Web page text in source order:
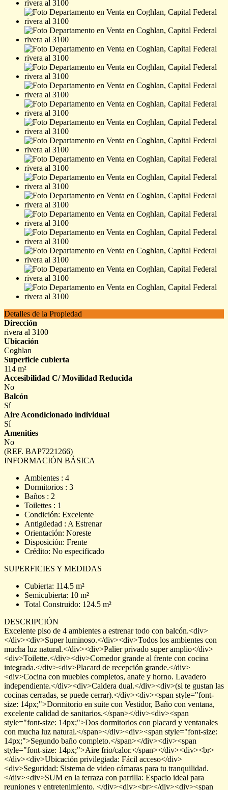
Detalles de la Propiedad
Dirección
rivera al 3100
Ubicación
Coghlan
Superficie cubierta
114 m²
Accesibilidad C/ Movilidad Reducida
No
Balcón
Sí
Aire Acondicionado individual
Sí
Amenities
No
(REF. BAP7221266)
INFORMACIÓN BÁSICA
Ambientes : 4
Dormitorios : 3
Baños : 2
Toilettes : 1
Condición: Excelente
Antigüedad : A Estrenar
Orientación: Noreste
Disposición: Frente
Crédito: No especificado
SUPERFICIES Y MEDIDAS
Cubierta: 114.5 m²
Semicubierta: 10 m²
Total Construido: 124.5 m²
DESCRIPCIÓN
Excelente piso de 4 ambientes a estrenar todo con balcón.<div>
</div><div>Super luminoso.</div><div>Todos los ambientes con
mucha luz natural.</div><div>Palier privado super amplio</div>
<div>Toilette.</div><div>Comedor grande al frente con cocina
integrada.</div><div>Placard de recepción grande.</div>
<div>Cocina con muebles completos, anafe y horno. Lavadero
independiente.</div><div>Caldera dual.</div><div>(si te gustan las
cocinas cerradas, se puede cerrar).</div><div><span style="font-
size: 14px;">Dormitorio en suite con Vestidor, Baño con ventana,
excelente calidad de sanitarios.</span></div><div><span
style="font-size: 14px;">Dos dormitorios con placard y ventanales
con mucha luz natural.</span></div><div><span style="font-size:
14px;">Segundo baño completo.</span></div><div><span
style="font-size: 14px;">Aire frio/calor.</span></div><div><br>
</div><div>Ubicación privilegiada: Fácil acceso</div>
<div>Seguridad: Sistema de video cámaras para tu tranquilidad.
</div><div>SUM en la terraza con parrilla: Espacio ideal para
reuniones y entretenimiento. </div><div><br></div><div><span